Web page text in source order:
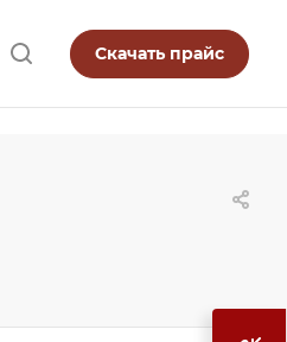
Скачать прайс